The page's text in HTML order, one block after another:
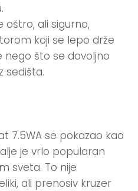
oštro, ali sigurno,
koji se lepo drže
nego što se dovoljno
sedišta.
7.5WA se pokazao kao
je vrlo popularan
sveta. To nije
ali prenosiv kruzer